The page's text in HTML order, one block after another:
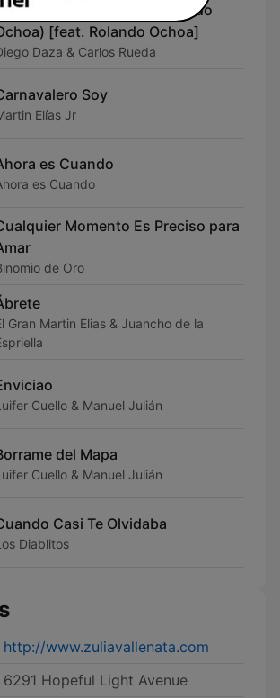
Fin Llegaste Tú (Con Rolando
[feat. Rolando Ochoa]
Daza & Carlos Rueda
Soy
Elías Jr
es Cuando
es Cuando
Momento Es Preciso para
de Oro
Gran Martin Elias & Juancho de la
Cuello & Manuel Julián
del Mapa
Cuello & Manuel Julián
Casi Te Olvidaba
Diablitos
http://www.zuliavallenata.com
6291 Hopeful Light Avenue